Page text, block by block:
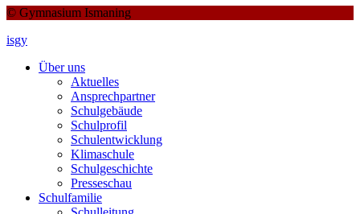
© Gymnasium Ismaning
isgy
Über uns
Aktuelles
Ansprechpartner
Schulgebäude
Schulprofil
Schulentwicklung
Klimaschule
Schulgeschichte
Presseschau
Schulfamilie